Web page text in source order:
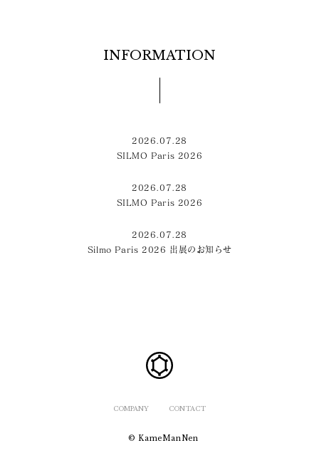
INFORMATION
2026.07.28
SILMO Paris 2026
2026.07.28
SILMO Paris 2026
2026.07.28
Silmo Paris 2026 出展のお知らせ
COMPANY CONTACT
© KameManNen